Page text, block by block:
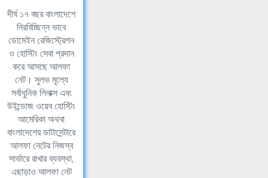
দীর্ঘ ১৭ বছর বাংলাদেশে
নিরবিচ্ছিন্ন ভাবে
ডোমেইন রেজিস্ট্রেশন
ও হোস্টিং সেবা প্রদান
করে আসছে আলফা
নেট। সুলভ মূল্যে
সর্বাধুনিক লিনাক্স এবং
উইন্ডোজ ওয়েব হোস্টিং
আমেরিকা অথবা
বাংলাদেশের ডাটাসেন্টারে
আলফা নেটের নিজস্ব
সার্ভারে রাখার ব্যবস্থা,
এছাড়াও আলফা নেট